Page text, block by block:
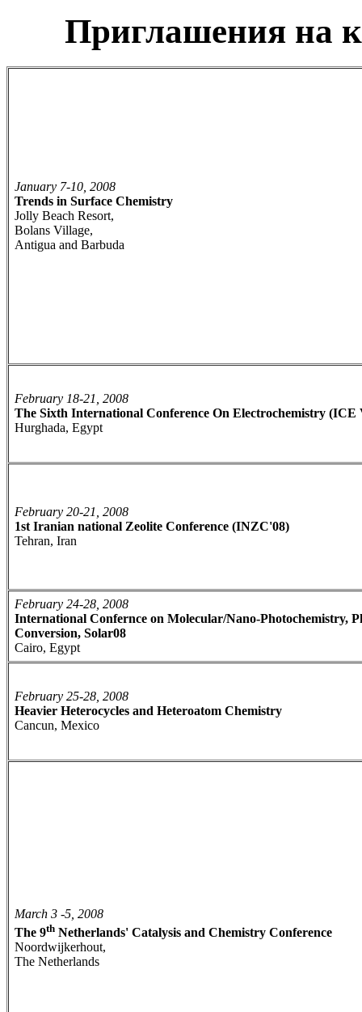
Приглашения на
January 7-10, 2008
Trends in Surface Chemistry
Jolly Beach Resort,
Bolans Village,
Antigua and Barbuda
February 18-21, 2008
The Sixth International Conference On Electrochemistry (ICE
Hurghada, Egypt
February 20-21, 2008
1st Iranian national Zeolite Conference (INZC'08)
Tehran, Iran
February 24-28, 2008
International Confernce on Molecular/Nano-Photochemistry,
Conversion, Solar08
Cairo, Egypt
February 25-28, 2008
Heavier Heterocycles and Heteroatom Chemistry
Cancun, Mexico
March 3 -5, 2008
The 9th Netherlands' Catalysis and Chemistry Conference
Noordwijkerhout,
The Netherlands